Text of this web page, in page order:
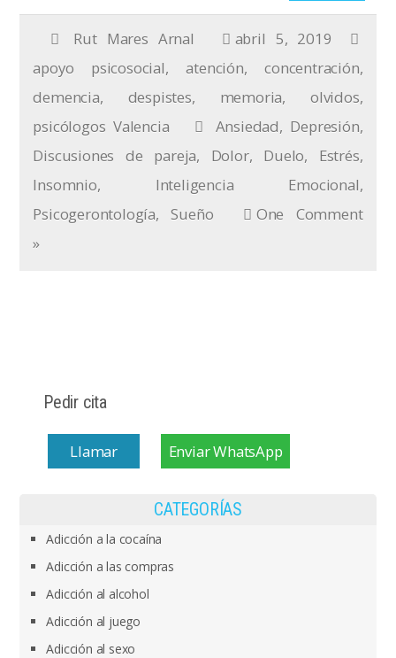
Rut Mares Arnal
abril 5, 2019
apoyo psicosocial,atención,concentración,
demencia, despistes, memoria, olvidos,
psicólogos Valencia
Ansiedad, Depresión,
Discusiones de pareja, Dolor, Duelo, Estrés,
Insomnio, Inteligencia Emocional,
Psicogerontología,Sueño
One Comment
»
Pedir cita
Llamar Enviar WhatsApp
CATEGORÍAS
Adicción a la cocaína
Adicción a las compras
Adicción al alcohol
Adicción al juego
Adicción al sexo